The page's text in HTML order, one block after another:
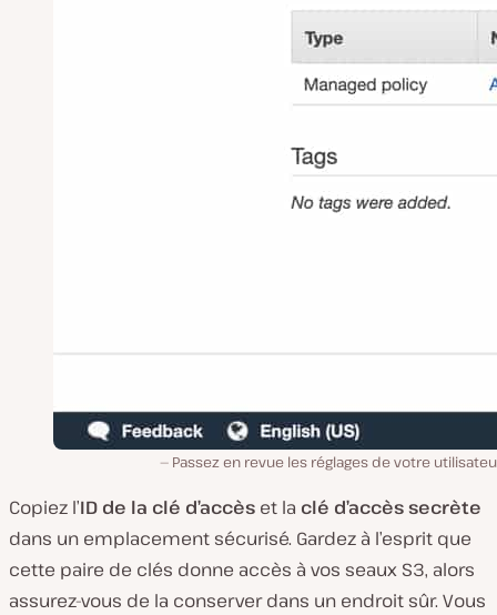
Passez en revue les réglages de votre
Copiez l’ID de la clé d’accès et la clé d’accès secrète
dans un emplacement sécurisé. Gardez à l’esprit que
cette paire de clés donne accès à vos seaux S3, alors
assurez-vous de la conserver dans un endroit sûr. Vous